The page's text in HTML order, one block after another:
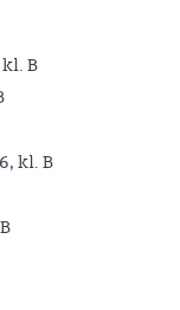
kl. B
kl. B